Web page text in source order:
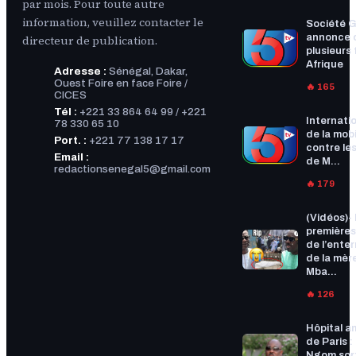
par mois. Pour toute autre
information, veuillez contacter le
directeur de publication.
Adresse : Sénégal, Dakar,
Ouest Foire en face Foire /
CICES
Tél : +221 33 864 64 99 / +221
78 330 65 10
Port. : +221 77 138 17 17
Email :
redactionsenegal5@gmail.com
Société
annonce
plusieurs
Afrique
🔥 165
de la
contre
de M...
🔥 179
(Vidéos)-
de
de la
Mba...
🔥 126
Hôpital
de Paris :